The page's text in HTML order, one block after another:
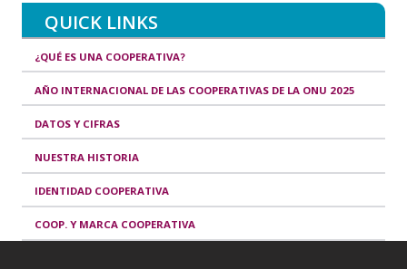
QUICK LINKS
¿QUÉ ES UNA COOPERATIVA?
AÑO INTERNACIONAL DE LAS COOPERATIVAS DE LA ONU 2025
DATOS Y CIFRAS
NUESTRA HISTORIA
IDENTIDAD COOPERATIVA
COOP. Y MARCA COOPERATIVA